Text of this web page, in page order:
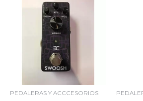
PEDALERAS Y ACCCESORIOS